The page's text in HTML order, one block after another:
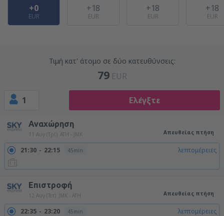
+0
EUR
+18
EUR
+18
EUR
+18
EUR
Τιμή κατ' άτομο σε δύο κατευθύνσεις:
79 EUR
1 Ελέγξτε
Αναχώρηση
11 Αυγ (Τρί) ATH - JMK Απευθείας πτήση
21:30 22:15 45min λεπτομέρειες
Επιστροφή
12 Αυγ (Τετ) JMK - ATH Απευθείας πτήση
22:35 23:20 45min λεπτομέρειες